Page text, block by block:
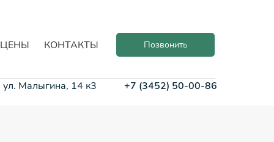
ЦЕНЫ КОНТАКТЫ Позвонить
Малыгина, 14 к3 +7 (3452) 50-00-86